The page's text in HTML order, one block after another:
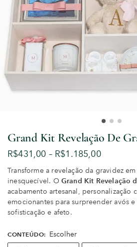
Grand Kit Revelação De
R$431,00 – R$1.185,00
Transforme a revelação da gravidez
inesquecível. O Grand Kit Revelação
acabamento artesanal, personalização
emocionantes para surpreender avós
sofisticação e afeto.
CONTEÚDO: Escolher